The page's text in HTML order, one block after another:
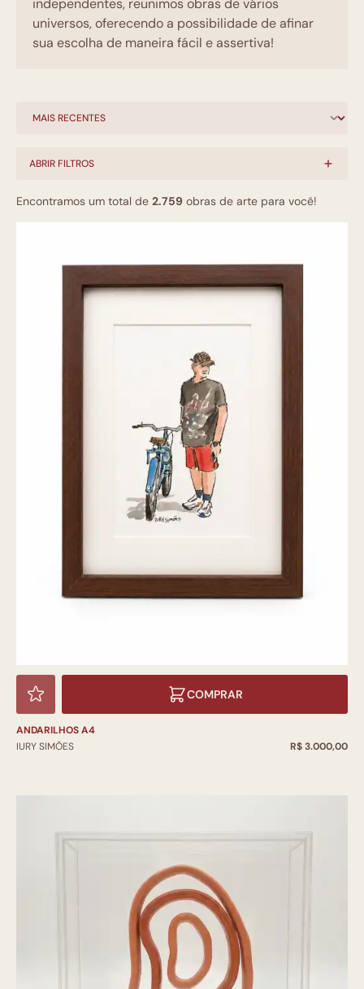
independentes, reunimos obras de vários
universos, oferecendo a possibilidade de afinar
sua escolha de maneira fácil e assertiva!
ABRIR FILTROS
Encontramos um total de 2.759 obras de arte para você!
COMPRAR
ANDARILHOS A4
IURY SIMÕES
R$ 3.000,00